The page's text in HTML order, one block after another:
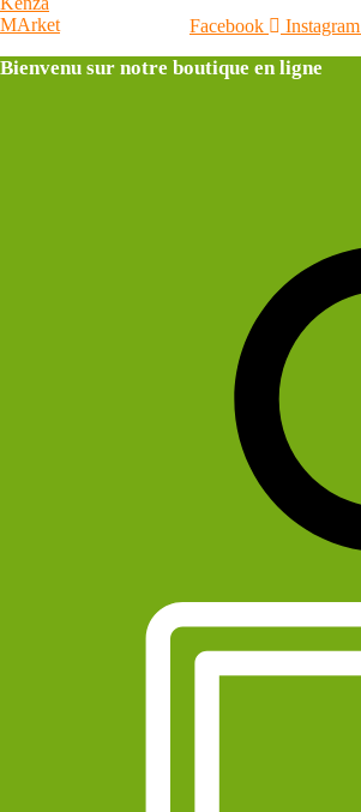
Bienvenu sur notre boutique en ligne
Facebook Instagram